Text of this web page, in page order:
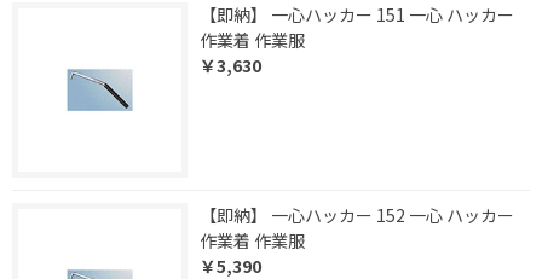
【即納】 一心ハッカー 151 一心 ハッカー
作業着 作業服
￥3,630
【即納】 一心ハッカー 152 一心 ハッカー
作業着 作業服
￥5,390